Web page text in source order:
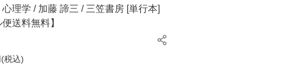
理学 / 加藤 諦三 / 三笠書房 [単行本]
便送料無料】
(税込)